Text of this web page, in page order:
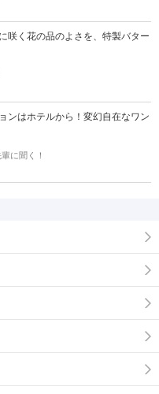
咲く花の品のよさを、特製バター
ンはホテルから！変幻自在なワン
に聞く！